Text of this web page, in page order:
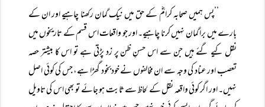
’’پس ہمیں صحابہ کرامؓ کے حق میں نیک گمان رکھنا چاہیے اور ان کے
بارے میں برا گمان نہیں کرنا چاہیے۔ اور جو واقعات اس قسم کے تاریخوں میں
نقل کیے گئے ہیں جن سے اس حسنِ ظن پر زد پڑتی ہے تو اس کا بیشتر حصہ
تعصب اور عناد کی وجہ سے ان مخالفوں نے خودبخود گھڑا ہے، جس کی کوئی اصل
نہیں۔ اور اگر کوئی واقعہ نقل کے لحاظ سے ثابت ہو جائے تو بھی اس کی تاویل